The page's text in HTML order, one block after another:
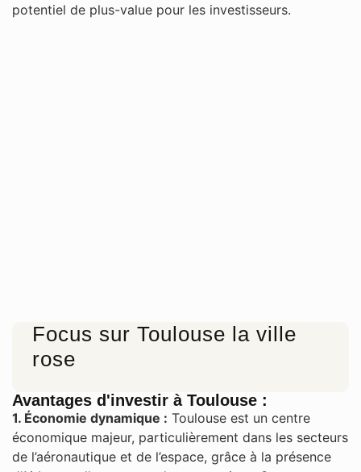
potentiel de plus-value pour les investisseurs.​
Focus sur Toulouse la ville
rose
Avantages d'investir à Toulouse :
1. Économie dynamique : Toulouse est un centre
économique majeur, particulièrement dans les secteurs
de l’aéronautique et de l’espace, grâce à la présence